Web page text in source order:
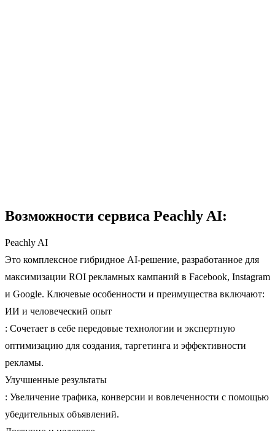
Возможности сервиса Peachly AI:
Peachly AI
Это комплексное гибридное AI-решение, разработанное для
максимизации ROI рекламных кампаний в Facebook, Instagram
и Google. Ключевые особенности и преимущества включают:
ИИ и человеческий опыт
: Сочетает в себе передовые технологии и экспертную
оптимизацию для создания, таргетинга и эффективности
рекламы.
Улучшенные результаты
: Увеличение трафика, конверсии и вовлеченности с помощью
убедительных объявлений.